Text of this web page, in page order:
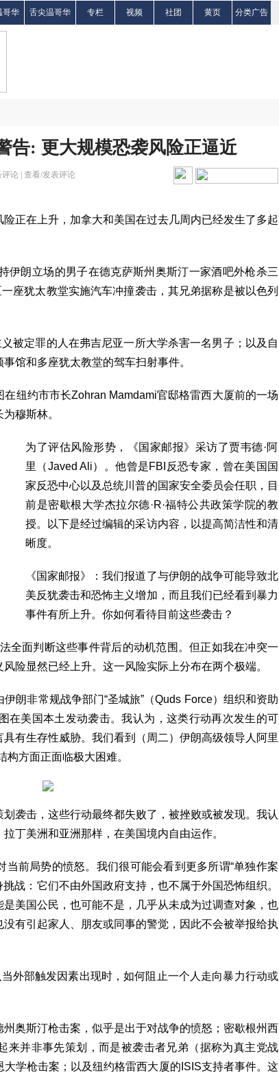
哥华 舌尖温哥华 专栏 视频 社团 黄页 分类广告
告: 更大规模恐袭风险正逼近
论 | 查看/发表评论
正在上升，加拿大和美国在过去几周内已经发生了多起
伊朗立场的男子在德克萨斯州奥斯汀一家酒吧外枪杀三
座犹太教堂实施汽车冲撞袭击，其兄弟据称是被以色列
被定罪的人在弗吉尼亚一所大学杀害一名男子；以及自
馆和多座犹太教堂的驾车扫射事件。
纽约市市长Zohran Mamdami官邸格雷西大厦前的一场
穆斯林。
为了评估风险形势，《国家邮报》采访了贾韦德·阿
里（Javed Ali）。他曾是FBI反恐专家，曾在美国国
家反恐中心以及总统川普的国家安全委员会任职，目
前是密歇根大学杰拉尔德·R·福特公共政策学院的教
授。以下是经过编辑的采访内容，以提高简洁性和清
晰度。
《国家邮报》：我们报道了与伊朗的战争可能导致北
美反犹袭击和恐怖主义增加，而且我们已经看到暴力
事件有所上升。你如何看待目前这些袭击？
全面判断这些事件背后的动机范围。但正如我在冲突一
险显然已经上升。这一风险实际上分布在两个极端。
朗非常规战争部门“圣城旅”（Quds Force）组织和资助
在美国本土发动袭击。我认为，这类行动再次发生的可
有生存性威胁。我们看到（周二）伊朗高级领导人阿里
构方面正面临极大困难。
袭击，这些行动最终都失败了，被挫败或被发现。我认
丁美洲和亚洲那样，在美国境内自由运作。
前局势的愤怒。我们很可能会看到更多所谓“单独作案
战：它们不由外国政府支持，也不属于外国恐怖组织。
美国公民，也可能不是，几乎从未成为过调查对象，也
有引起家人、朋友或同事的警觉，因此不会被举报给执
外部触发因素出现时，如何阻止一个人走向暴力行动或
奥斯汀枪击案，似乎是出于对战争的愤怒；密歇根州西
来并非事先策划，而是被袭击者兄弟（据称为真主党战
学枪击案；以及纽约格雷西大厦的ISIS支持者事件。这